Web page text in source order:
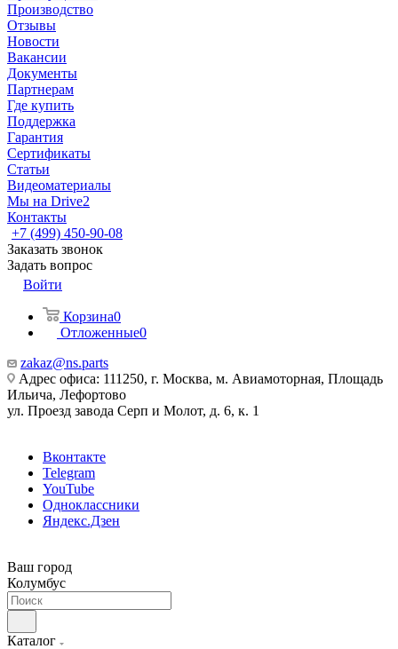
Производство
Отзывы
Новости
Вакансии
Документы
Партнерам
Где купить
Поддержка
Гарантия
Сертификаты
Статьи
Видеоматериалы
Мы на Drive2
Контакты
+7 (499) 450-90-08
Заказать звонок
Задать вопрос
Войти
Корзина0
Отложенные0
zakaz@ns.parts
Адрес офиса: 111250, г. Москва, м. Авиамоторная, Площадь
Ильича, Лефортово
ул. Проезд завода Серп и Молот, д. 6, к. 1
Вконтакте
Telegram
YouTube
Одноклассники
Яндекс.Дзен
Ваш город
Колумбус
Каталог